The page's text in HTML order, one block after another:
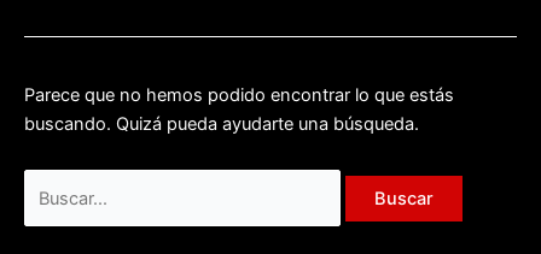
Parece que no hemos podido encontrar lo que estás
buscando. Quizá pueda ayudarte una búsqueda.